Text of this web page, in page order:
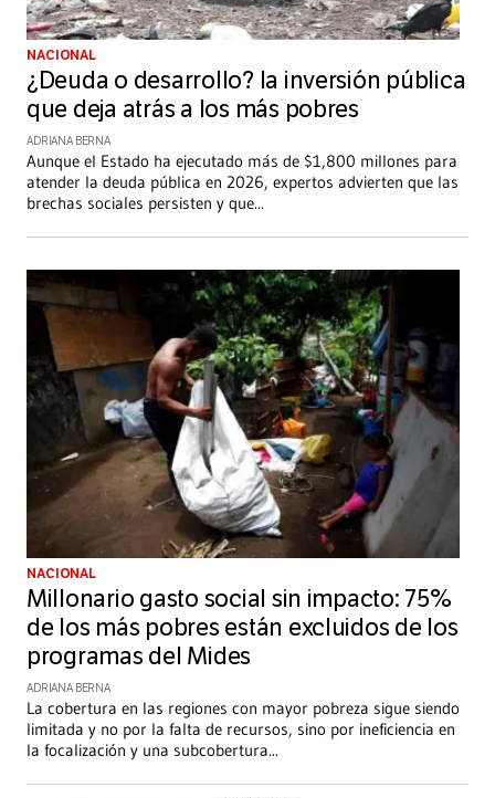
NACIONAL
¿Deuda o desarrollo? la inversión pública
que deja atrás a los más pobres
ADRIANA BERNA
Aunque el Estado ha ejecutado más de $1,800 millones para
atender la deuda pública en 2026, expertos advierten que las
brechas sociales persisten y que...
NACIONAL
Millonario gasto social sin impacto: 75%
de los más pobres están excluidos de los
programas del Mides
ADRIANA BERNA
La cobertura en las regiones con mayor pobreza sigue siendo
limitada y no por la falta de recursos, sino por ineficiencia en
la focalización y una subcobertura...